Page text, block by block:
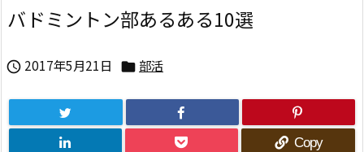
バドミントン部あるある10選
 2017年5月21日  部活
Copy